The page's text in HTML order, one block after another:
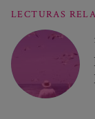
LECTURAS